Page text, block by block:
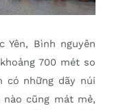
Yên, Bình nguyên
700 mét so
có những dãy núi
cũng mát mẻ,